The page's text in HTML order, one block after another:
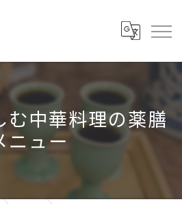
む中華料理の薬膳
ニュー